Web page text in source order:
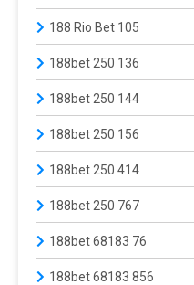
188 Rio Bet 105
188bet 250 136
188bet 250 144
188bet 250 156
188bet 250 414
188bet 250 767
188bet 68183 76
188bet 68183 856